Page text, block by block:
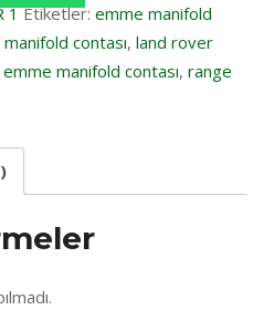
1 Etiketler: emme manifold
contası, land rover
manifold contası, range